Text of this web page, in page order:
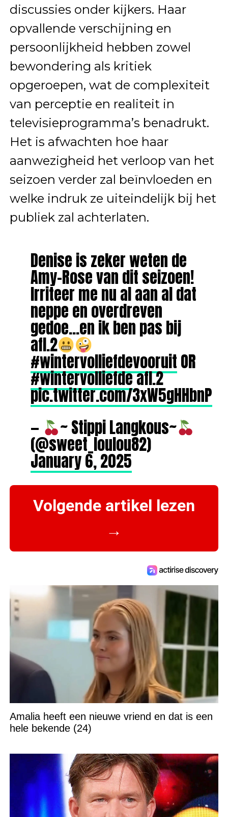
discussies onder kijkers. Haar
opvallende verschijning en
persoonlijkheid hebben zowel
bewondering als kritiek
opgeroepen, wat de complexiteit
van perceptie en realiteit in
televisieprogramma’s benadrukt.
Het is afwachten hoe haar
aanwezigheid het verloop van het
seizoen verder zal beïnvloeden en
welke indruk ze uiteindelijk bij het
publiek zal achterlaten.
Denise is zeker weten de
Amy-Rose van dit seizoen!
Irriteer me nu al aan al dat
neppe en overdreven
gedoe…en ik ben pas bij
afl.2
#wintervolliefdevooruitOR
#wintervolliefdeafl.2
pic.twitter.com/3xW5gHHbnP
—
~ Stippi Langkous~
(@sweet_loulou82)
January 6, 2025
Volgende artikel lezen
→
Amalia heeft een nieuwe vriend en dat is een
hele bekende (24)